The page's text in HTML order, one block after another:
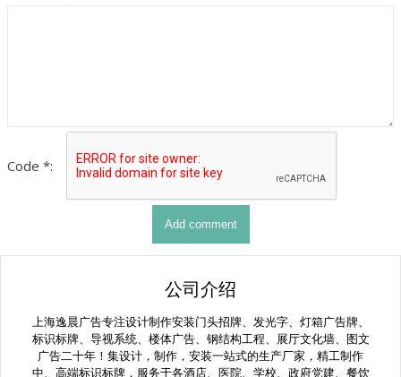
Code *:
公司介绍
上海逸晨广告专注设计制作安装门头招牌、发光字、灯箱广告牌、
标识标牌、导视系统、楼体广告、钢结构工程、展厅文化墙、图文
广告二十年！集设计，制作，安装一站式的生产厂家，精工制作
中、高端标识标牌，服务于各酒店、医院、学校、政府党建、餐饮